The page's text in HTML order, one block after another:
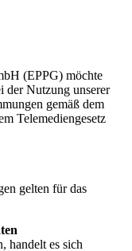
(EPPG) möchte
der Nutzung unserer
gemäß dem
Telemediengesetz
gelten für das
handelt es sich